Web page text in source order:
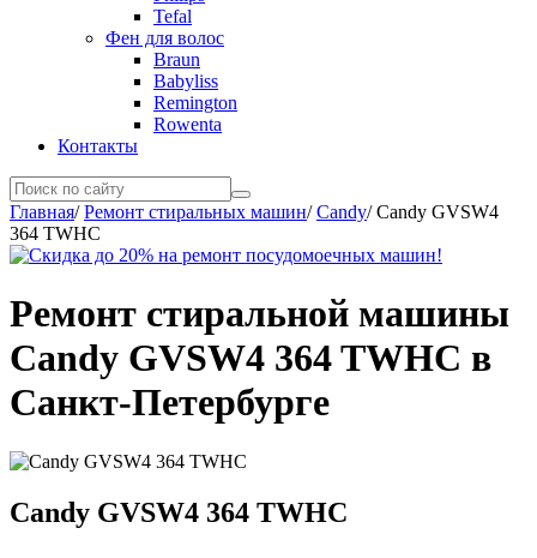
Tefal
Фен для волос
Braun
Babyliss
Remington
Rowenta
Контакты
Главная/Ремонт стиральных машин/Candy/Candy GVSW4
364 TWHC
Ремонт стиральной машины
Candy GVSW4 364 TWHC в
Санкт-Петербурге
Candy GVSW4 364 TWHC